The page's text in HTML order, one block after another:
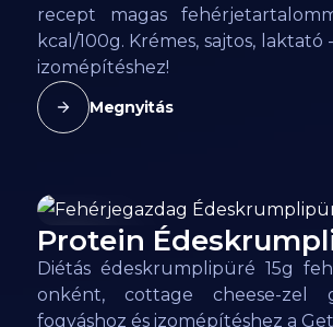
recept magas
kcal/100g. Krémes, sajtos, laktató
izomépítéshez!
Megnyitás
95kcal
Protein
Diétás édeskrumplipüré 15g
onként, cottage cheese-zel
fogyáshoz és izomépítéshez a